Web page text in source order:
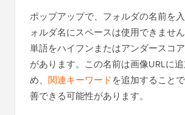
ポップアップで、フォルダの名前を
ォルダ名にスペースは使用できません
単語をハイフンまたはアンダースコ
があります。この名前は画像URLに
め、 関連キーワードを追加することで
善できる可能性があります。